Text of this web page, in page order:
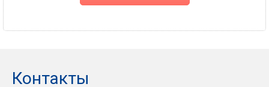
Контакты